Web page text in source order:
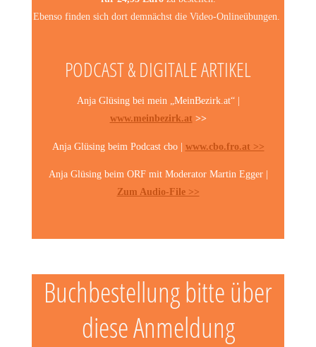
Ebenso finden sich dort demnächst die Video-Onlineübungen.
PODCAST & DIGITALE ARTIKEL
Anja Glüsing bei mein „MeinBezirk.at“ |
www.meinbezirk.at >>
Anja Glüsing beim Podcast cbo | www.cbo.fro.at >>
Anja Glüsing beim ORF mit Moderator Martin Egger |
Zum Audio-File >>
Buchbestellung bitte über
diese Anmeldung